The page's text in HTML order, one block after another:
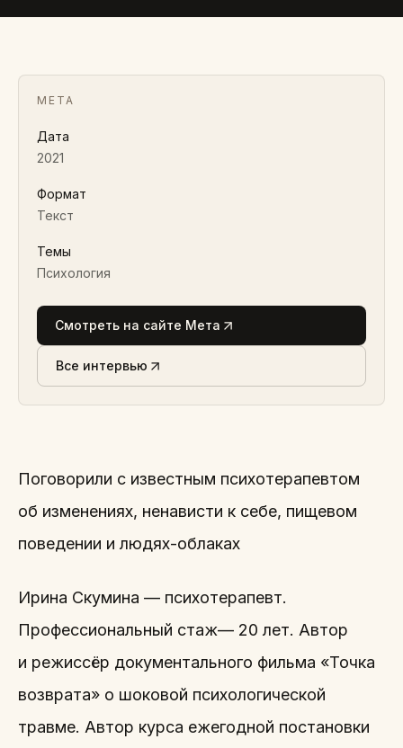
2021 · ТЕКСТ
МЕТА
Дата
2021
Формат
Текст
Темы
Психология
Смотреть на сайте Мета
Все интервью
Поговорили с известным психотерапевтом
об изменениях, ненависти к себе, пищевом
поведении и людях-облаках
Ирина Скумина — психотерапевт.
Профессиональный стаж— 20 лет. Автор
и режиссёр документального фильма «Точка
возврата» о шоковой психологической
травме. Автор курса ежегодной постановки